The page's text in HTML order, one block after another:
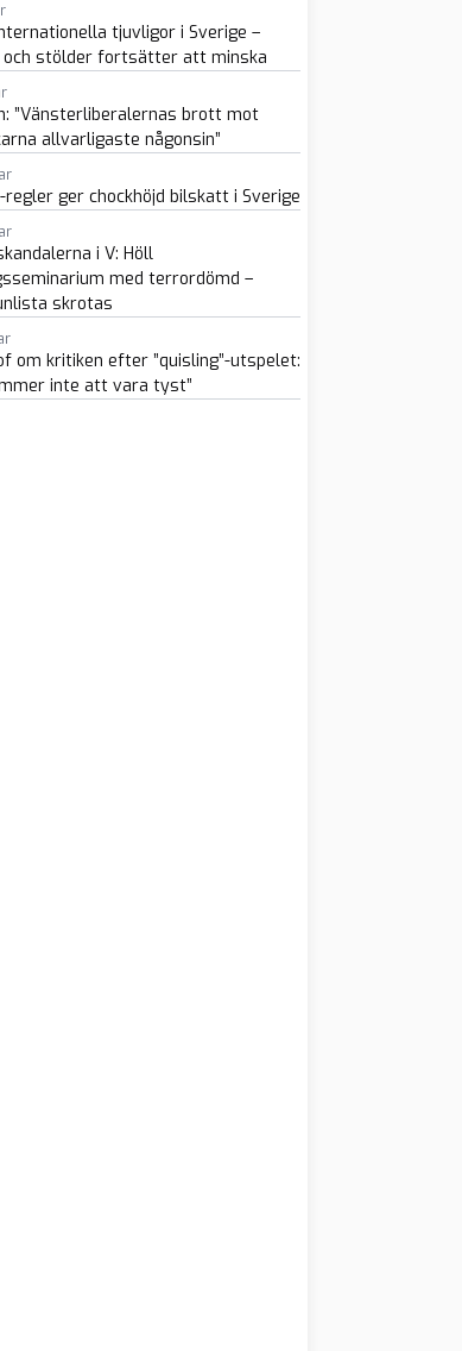
tjuvligor i Sverige –
stölder fortsätter att minska
”Vänsterliberalernas brott mot
allvarligaste någonsin”
regler ger chockhöjd bilskatt i Sverige
i V: Höll
med terrordömd –
skrotas
om kritiken efter ”quisling”-utspelet:
inte att vara tyst”